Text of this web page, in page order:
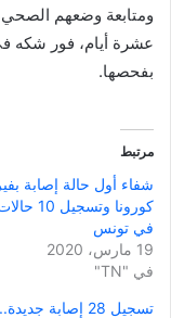
ومتابعة وضعهم
عشرة أيام، فور شكه
بفحصها.
مرتبط
شفاء أول حالة إصابة
كورونا
في تونس
19 مارس، 2020
في "TN"
تسجيل 28 إصابة